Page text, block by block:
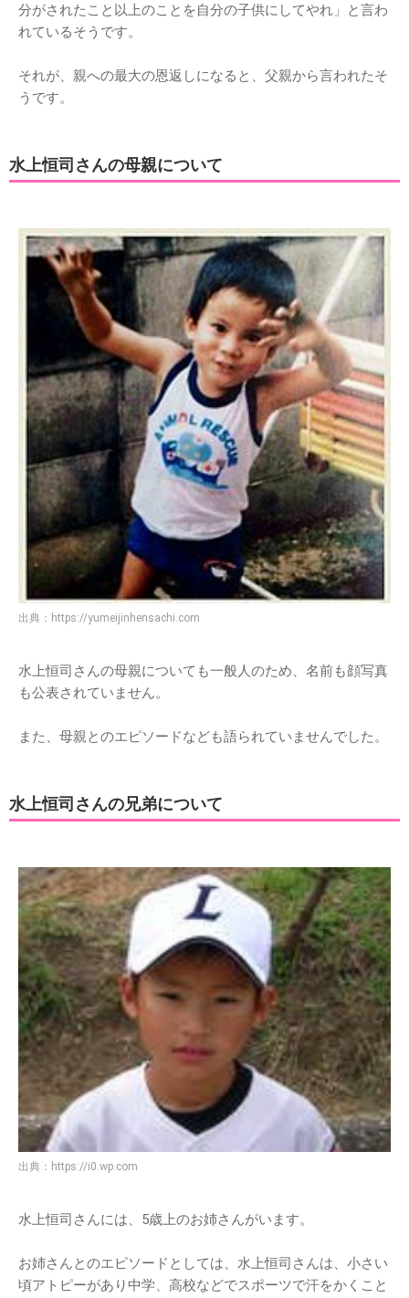
分がされたこと以上のことを自分の子供にしてやれ」と言わ
れているそうです。
それが、親への最大の恩返しになると、父親から言われたそ
うです。
水上恒司さんの母親について
出典： https://yumeijinhensachi.com
水上恒司さんの母親についても一般人のため、名前も顔写真
も公表されていません。
また、母親とのエピソードなども語られていませんでした。
水上恒司さんの兄弟について
出典： https://i0.wp.com
水上恒司さんには、5歳上のお姉さんがいます。
お姉さんとのエピソードとしては、水上恒司さんは、小さい
頃アトピーがあり中学、高校などでスポーツで汗をかくこと